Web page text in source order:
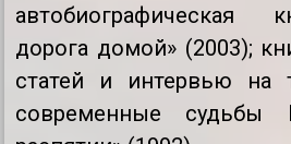
автобиографическая
дорога домой» (2003);
статей и интервью на
современные судьбы